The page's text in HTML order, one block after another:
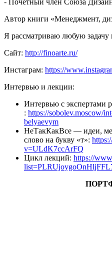
Автор книги «Менеджмент,
Я рассматриваю любую задачу
Сайт: http://finoarte.ru/
Инстаграм: https://
Интервью и лекции:
Интервью с экспертами
: https://sobolev.moscow/
belyaevym
НеТакКакВсе — идеи,
слово на букву «т»:
v=ULdK7ccArFQ
Цикл лекций: https://